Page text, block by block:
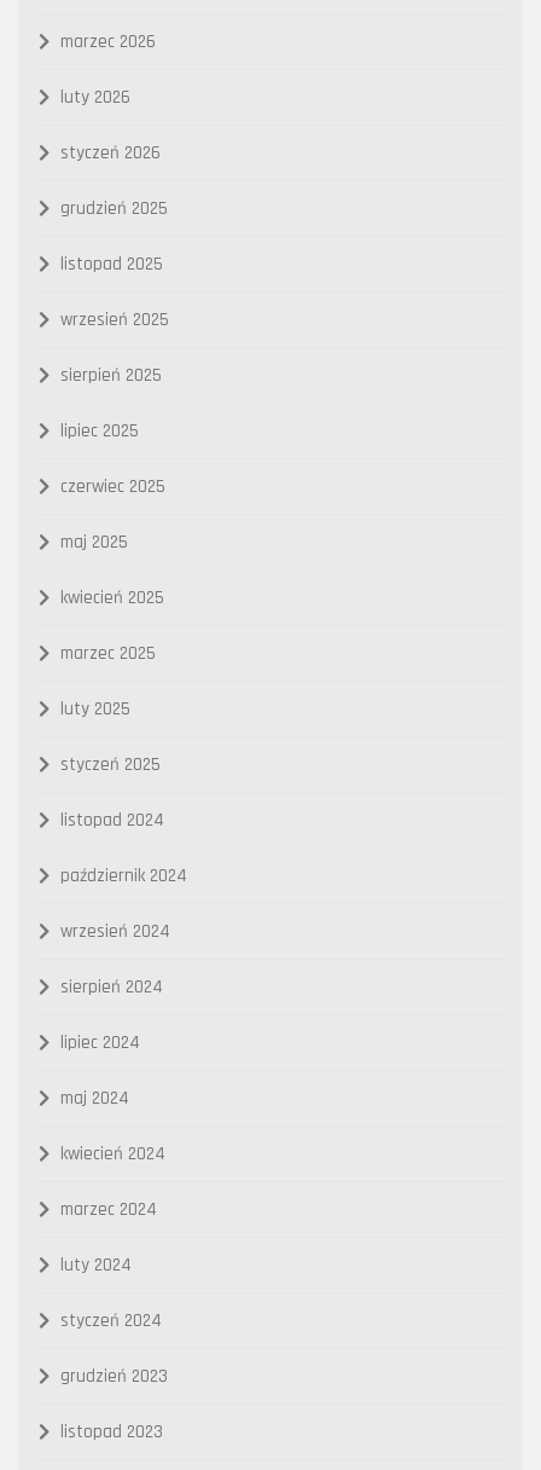
marzec 2026
luty 2026
styczeń 2026
grudzień 2025
listopad 2025
wrzesień 2025
sierpień 2025
lipiec 2025
czerwiec 2025
maj 2025
kwiecień 2025
marzec 2025
luty 2025
styczeń 2025
listopad 2024
październik 2024
wrzesień 2024
sierpień 2024
lipiec 2024
maj 2024
kwiecień 2024
marzec 2024
luty 2024
styczeń 2024
grudzień 2023
listopad 2023